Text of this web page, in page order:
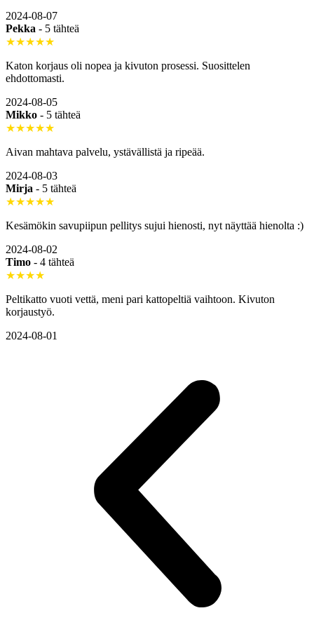
2024-08-07
Pekka - 5 tähteä
★★★★★
Katon korjaus oli nopea ja kivuton prosessi. Suosittelen
ehdottomasti.
2024-08-05
Mikko - 5 tähteä
★★★★★
Aivan mahtava palvelu, ystävällistä ja ripeää.
2024-08-03
Mirja - 5 tähteä
★★★★★
Kesämökin savupiipun pellitys sujui hienosti, nyt näyttää hienolta :)
2024-08-02
Timo - 4 tähteä
★★★★
Peltikatto vuoti vettä, meni pari kattopeltiä vaihtoon. Kivuton
korjaustyö.
2024-08-01